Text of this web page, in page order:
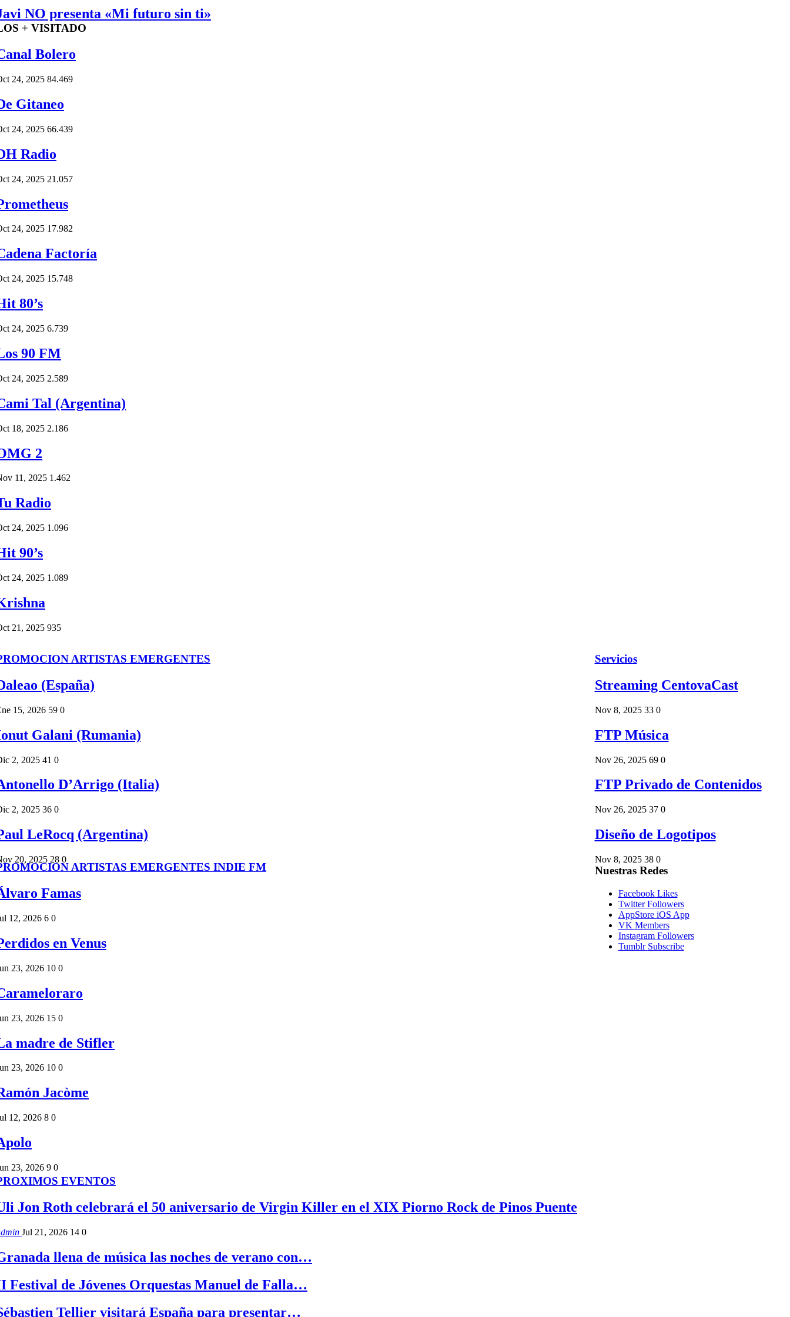
NO presenta «Mi futuro sin ti»
+ VISITADO
Bolero
24, 2025 84.469
Gitaneo
24, 2025 66.439
Radio
24, 2025 21.057
24, 2025 17.982
Factoría
24, 2025 15.748
80’s
24, 2025 6.739
90 FM
24, 2025 2.589
Tal (Argentina)
18, 2025 2.186
2
11, 2025 1.462
Radio
24, 2025 1.096
90’s
24, 2025 1.089
21, 2025 935
ARTISTAS EMERGENTES
(España)
15, 2026 59 0
Galani (Rumania)
2, 2025 41 0
D’Arrigo (Italia)
2, 2025 36 0
LeRocq (Argentina)
20, 2025 28 0
ARTISTAS EMERGENTES INDIE FM
Famas
12, 2026 6 0
en Venus
23, 2026 10 0
23, 2026 15 0
madre de Stifler
23, 2026 10 0
Jacòme
12, 2026 8 0
23, 2026 9 0
EVENTOS
Jon Roth celebrará el 50 aniversario de Virgin Killer en el XIX Piorno Rock de Pinos Puente
Jul 21, 2026 14 0
llena de música las noches de verano con…
Festival de Jóvenes Orquestas Manuel de Falla…
Tellier visitará España para presentar…
Servicios
Streaming CentovaCast
Nov 8, 2025 33 0
FTP Música
Nov 26, 2025 69 0
FTP Privado de Contenidos
Nov 26, 2025 37 0
Diseño de Logotipos
Nov 8, 2025 38 0
Nuestras Redes
Facebook Likes
Twitter Followers
AppStore iOS App
VK Members
Instagram Followers
Tumblr Subscribe